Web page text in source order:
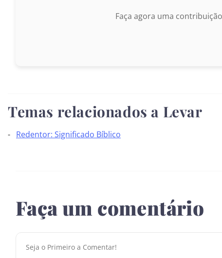
Faça agora uma
Temas relacionados a Levar
Redentor: Significado Bíblico
Faça um comentário